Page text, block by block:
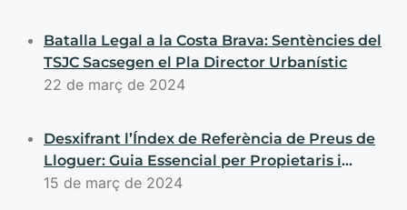
Batalla Legal a la Costa Brava: Sentències del
TSJC Sacsegen el Pla Director Urbanístic
22 de març de 2024
Desxifrant l’Índex de Referència de Preus de
Lloguer: Guia Essencial per Propietaris i
Llogaters
15 de març de 2024